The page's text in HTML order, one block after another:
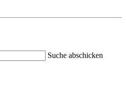
Suche abschicken